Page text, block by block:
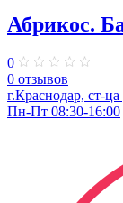
Абрикос.
0
0 отзывов
г.Краснодар, ст-
Пн-Пт 08:30-16:00